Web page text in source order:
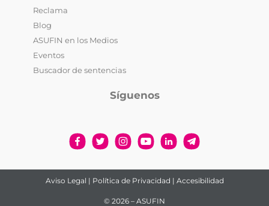
Reclama
Blog
ASUFIN en los Medios
Eventos
Buscador de sentencias
Síguenos
Aviso Legal | Política de Privacidad | Accesibilidad
© 2026 – ASUFIN